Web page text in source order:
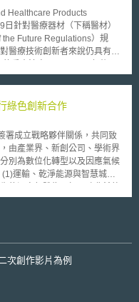
針對「個人資料」（Personal
Safeguards）等條文予以
of a system）之通報機
用關係；以及修訂違法情事之
個人已採取適當防護措施，得
相關單位應即早進行法遵準
識別碼（Electronic
，或其他具體實體或數位形式
及保有之個資類別與數量所制
進行風險評估、建立技術面及
檢察總長（Attorney
等必要內容。惟若事故影響人
Healthcare Products
針對醫療器材（下稱醫材）
Future Regulations）規
醫療技術創新者來說仍具有吸
）及數則醫材軟體監
mapping）、「人工智
Device(AIaMD)
及「資料驅動醫材軟體的研
development and
World Trade Organization,
關討論會議，以利於2025年
對植入式醫材的風險分類進行
構批准的醫材更快進入市場，
綠色創新合作
成立戰略夥伴關係，共同致
由產業界、新創公司、學術界
別為數位化轉型以及因應氣候
輸排放量百分之七十(不包括航
的綠色
套適當的法律框架。 (3)數
除此之外，為了實現長期的共
發成果的商機。 (4)健康
次創作影片為例